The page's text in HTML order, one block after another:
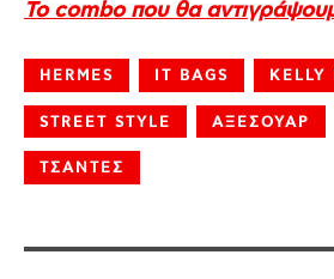
Το combo που θα
HERMES IT BAGS KELLY
STREET STYLE ΑΞΕΣΟΥΑΡ
ΤΣΑΝΤΕΣ